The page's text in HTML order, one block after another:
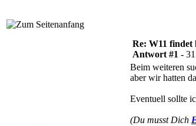
Re: W11 findet
Antwort #1 -
Beim weiteren
aber wir hatten
Eventuell sollte
(Du musst Dich